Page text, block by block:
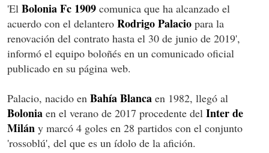
'El Bolonia Fc 1909 comunica que ha alcanzado el
acuerdo con el delantero Rodrigo Palacio para la
renovación del contrato hasta el 30 de junio de 2019',
informó el equipo boloñés en un comunicado oficial
publicado en su página web.
Palacio, nacido en Bahía Blanca en 1982, llegó al
Bolonia en el verano de 2017 procedente del Inter de
Milán y marcó 4 goles en 28 partidos con el conjunto
'rossoblú', del que es un ídolo de la afición.